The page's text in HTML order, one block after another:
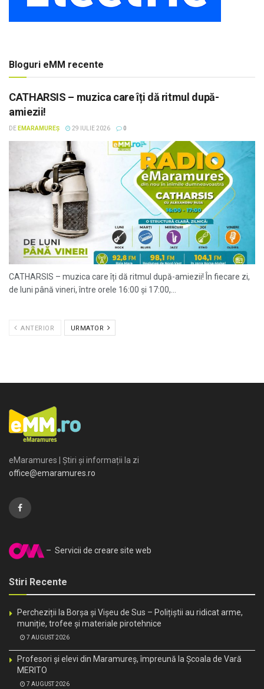
Bloguri eMM recente
CATHARSIS – muzica care îți dă ritmul după-
amiezii!
DE EMARAMUREȘ 29 IULIE 2026 0
CATHARSIS – muzica care îți dă ritmul după-amiezii! În fiecare zi,
de luni până vineri, între orele 16:00 și 17:00,...
ANTERIOR URMATOR
eMaramures | Știri și informații la zi
office@emaramures.ro
– Servicii de creare site web
Stiri Recente
Percheziții la Borșa și Vișeu de Sus – Polițiștii au ridicat arme,
muniție, trofee și materiale pirotehnice
7 AUGUST 2026
Profesori și elevi din Maramureș, împreună la Școala de Vară
MERITO
7 AUGUST 2026